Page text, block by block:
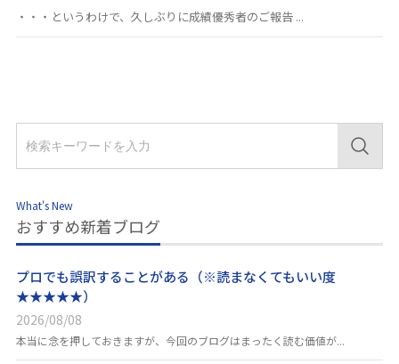
・・・というわけで、久しぶりに成績優秀者のご報告 ...
What's New
おすすめ新着ブログ
プロでも誤訳することがある（※読まなくてもいい度
★★★★★）
2026/08/08
本当に念を押しておきますが、今回のブログはまったく読む価値が...